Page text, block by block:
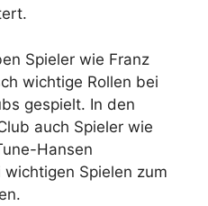
Spieler wie Franz
wichtige Rollen bei
gespielt. In den
auch Spieler wie
Hansen
Spielen zum